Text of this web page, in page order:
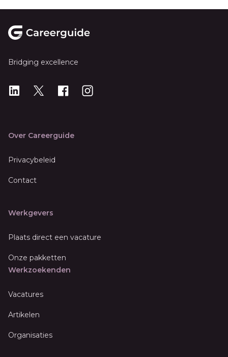
Bridging excellence
LinkedIn
X Instagram
Over Careerguide
Privacybeleid
Contact
Werkgevers
Plaats direct een vacature
Onze pakketten
Werkzoekenden
Vacatures
Artikelen
Organisaties